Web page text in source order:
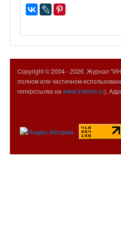
Copyright © 2004 -2026. Журнал
полном или частичном
гиперссылка на www.intelros.ru).